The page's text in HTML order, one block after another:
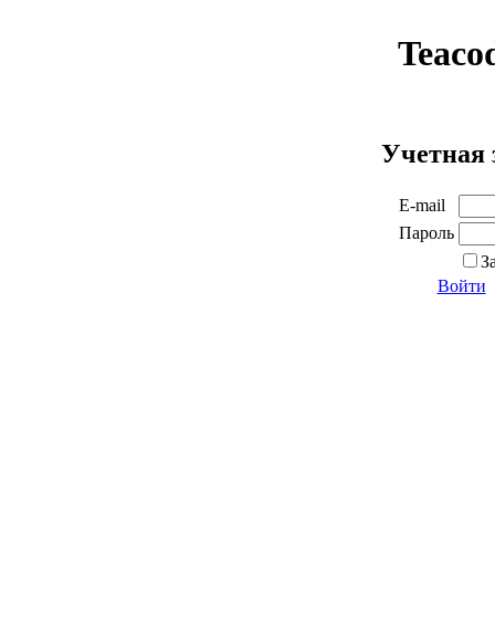
Учетная
E-mail
Пароль
Войти